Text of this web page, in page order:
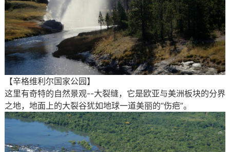
【辛格维利尔国家公园】
这里有奇特的自然景观--大裂缝，它是欧亚与美洲板块的分界
之地，地面上的大裂谷犹如地球一道美丽的“伤疤”。